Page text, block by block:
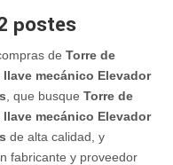
postes
de Torre de
mecánico Elevador
, que busque Torre de
mecánico Elevador
de alta calidad, y
fabricante y proveedor